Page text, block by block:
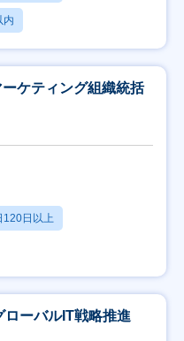
内
ケティング組織統括
120日以上
ーバルIT戦略推進